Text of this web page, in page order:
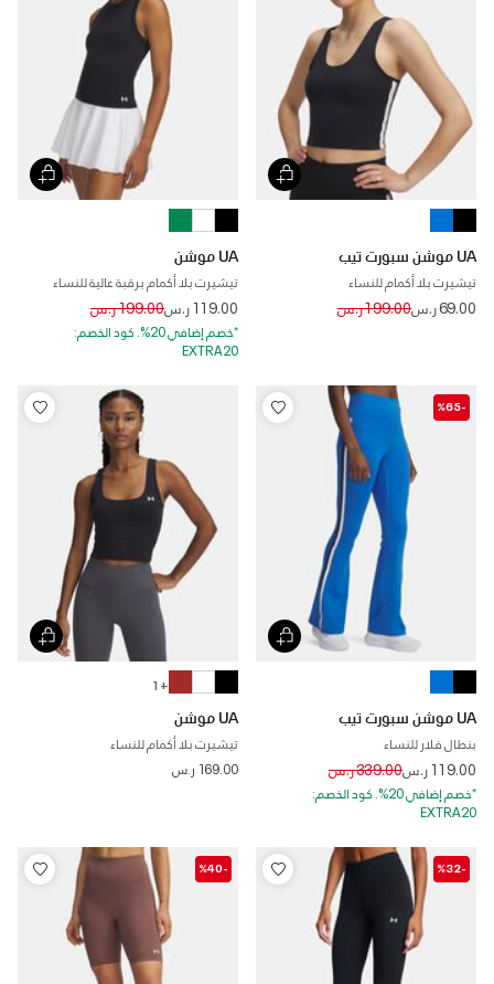
UA موشن سبورت تيب
تيشيرت بلا أكمام للنساء
69.00 ر.س Price reduced from
199.00 ر.س to
UA موشن
تيشيرت بلا أكمام برقبة عالية للنساء
119.00 ر.س Price reduced from
199.00 ر.س to
*خصم إضافي 20%. كود الخصم:
EXTRA20
-%65
UA موشن سبورت تيب
بنطال فلار للنساء
119.00 ر.س Price reduced from
339.00 ر.س to
*خصم إضافي 20%. كود الخصم:
EXTRA20
+ 1
UA موشن
تيشيرت بلا أكمام للنساء
169.00 ر.س
-%32
-%40